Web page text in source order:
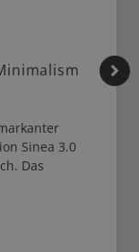
Sinea 3.0
Das